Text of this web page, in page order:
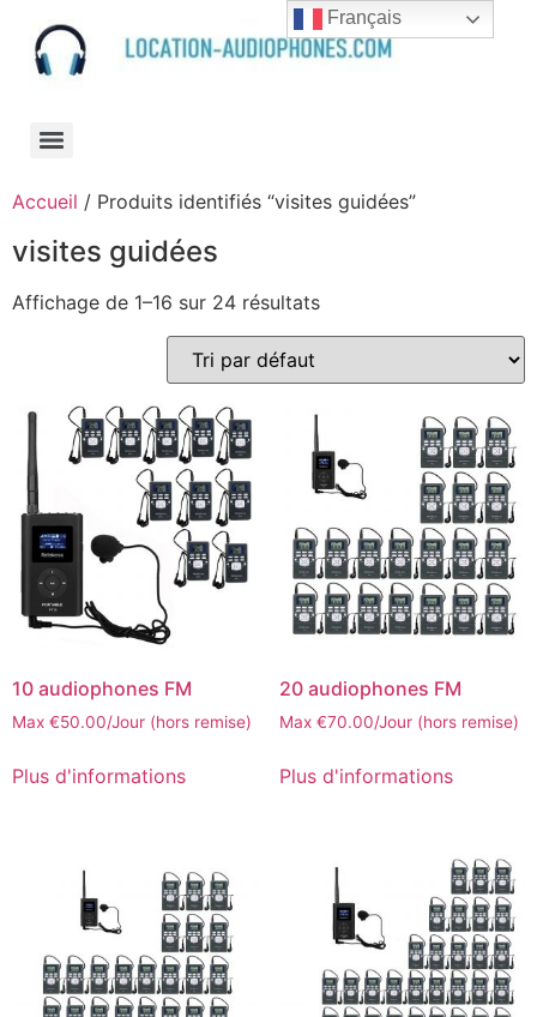
Accueil / Produits identifiés “visites guidées”
visites guidées
Affichage de 1–16 sur 24 résultats
10 audiophones FM
Max €50.00/Jour (hors remise)
Plus d'informations
20 audiophones FM
Max €70.00/Jour (hors remise)
Plus d'informations
Français